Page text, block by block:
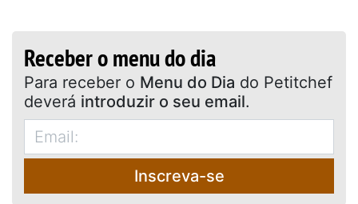
Receber o menu do dia
Para receber o Menu do Dia do Petitchef
deverá introduzir o seu email.
Inscreva-se